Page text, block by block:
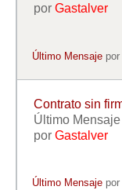
por Gastalver
Último Mensaje
Contrato sin
Último
por Gastalver
Último Mensaje